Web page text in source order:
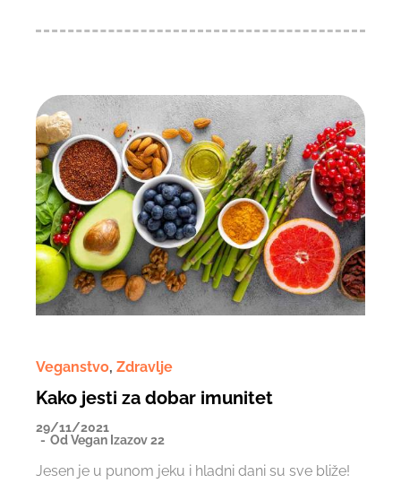
Veganstvo, Zdravlje
Kako jesti za dobar imunitet
29/11/2021
OdVegan Izazov 22
Jesen je u punom jeku i hladni dani su sve bliže!